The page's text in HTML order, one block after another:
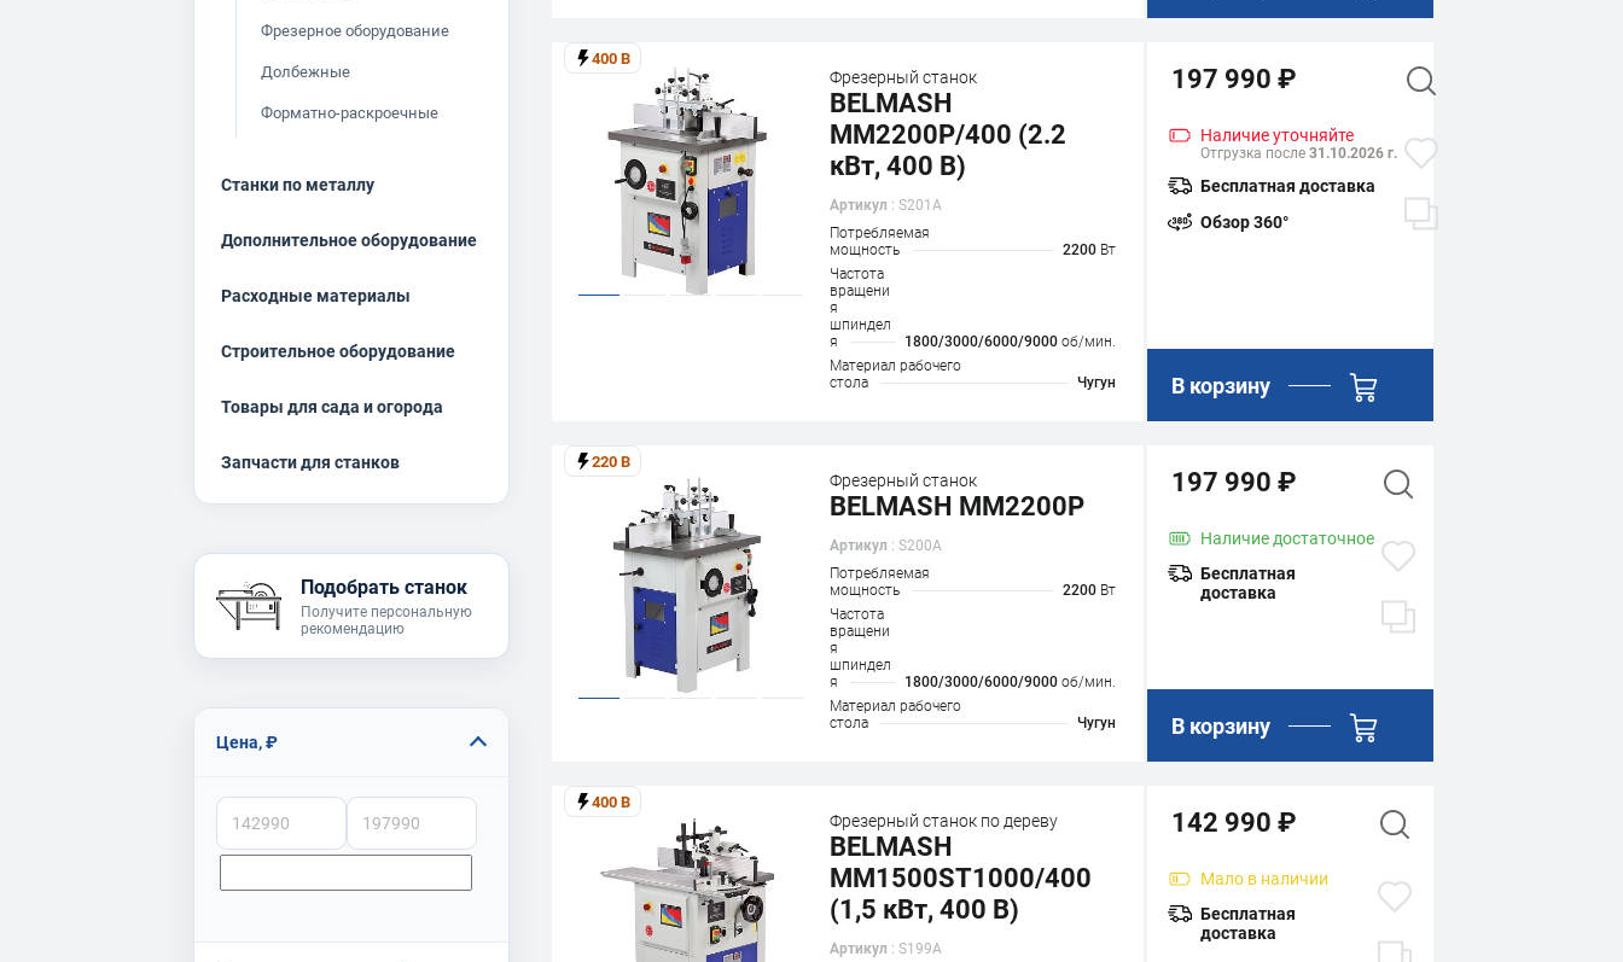
Фрезерное оборудование
Долбежные
Форматно-раскроечные
Станки по металлу
Дополнительное оборудование
Расходные материалы
Строительное оборудование
Товары для сада и огорода
Запчасти для станков
Подобрать станок
Получите персональную
рекомендацию
Цена, ₽
400 В
Фрезерный станок
BELMASH
MM2200P/400 (2.2
кВт, 400 В)
Артикул : S201A
Потребляемая
мощность
2200 Вт
Частота
вращени
я
шпиндел
я
1800/3000/6000/9000 об/мин.
Материал рабочего
стола
Чугун
197 990 ₽
Наличиеуточняйте
Отгрузка после 31.10.2026 г.
Бесплатная доставка
Обзор 360°
В корзину
220 В
Фрезерный станок
BELMASH MM2200P
Артикул : S200A
Потребляемая
мощность
2200 Вт
Частота
вращени
я
шпиндел
я
1800/3000/6000/9000 об/мин.
Материал рабочего
стола
Чугун
197 990 ₽
Наличиедостаточное
Бесплатная
доставка
В корзину
400 В
Фрезерный станок по дереву
BELMASH
MM1500ST1000/400
(1,5 кВт, 400 В)
Артикул : S199A
142 990 ₽
Мало в наличии
Бесплатная
доставка